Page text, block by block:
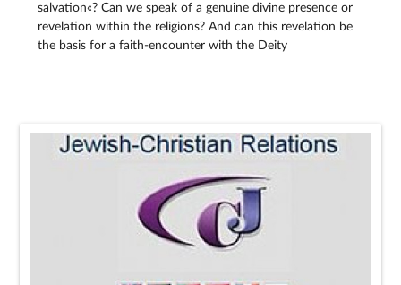
salvation«? Can we speak of a genuine divine presence or
revelation within the religions? And can this revelation be
the basis for a faith-encounter with the Deity